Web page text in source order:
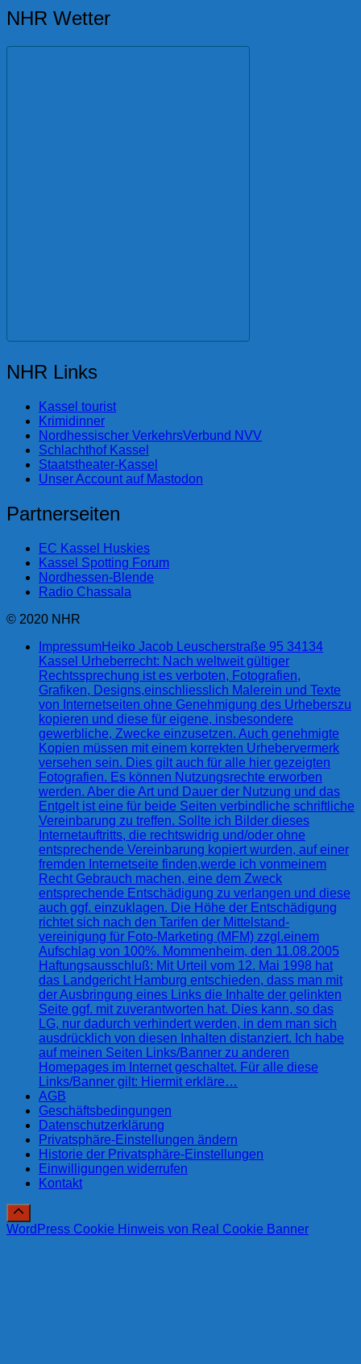
NHR Wetter
NHR Links
Kassel tourist
Krimidinner
Nordhessischer VerkehrsVerbund NVV
Schlachthof Kassel
Staatstheater-Kassel
Unser Account auf Mastodon
Partnerseiten
EC Kassel Huskies
Kassel Spotting Forum
Nordhessen-Blende
Radio Chassala
© 2020 NHR
ImpressumHeiko Jacob Leuscherstraße 95 34134
Kassel Urheberrecht: Nach weltweit gültiger
Rechtssprechung ist es verboten, Fotografien,
Grafiken, Designs,einschliesslich Malerein und Texte
von Internetseiten ohne Genehmigung des Urheberszu
kopieren und diese für eigene, insbesondere
gewerbliche, Zwecke einzusetzen. Auch genehmigte
Kopien müssen mit einem korrekten Urhebervermerk
versehen sein. Dies gilt auch für alle hier gezeigten
Fotografien. Es können Nutzungsrechte erworben
werden. Aber die Art und Dauer der Nutzung und das
Entgelt ist eine für beide Seiten verbindliche schriftliche
Vereinbarung zu treffen. Sollte ich Bilder dieses
Internetauftritts, die rechtswidrig und/oder ohne
entsprechende Vereinbarung kopiert wurden, auf einer
fremden Internetseite finden,werde ich vonmeinem
Recht Gebrauch machen, eine dem Zweck
entsprechende Entschädigung zu verlangen und diese
auch ggf. einzuklagen. Die Höhe der Entschädigung
richtet sich nach den Tarifen der Mittelstand-
vereinigung für Foto-Marketing (MFM) zzgl.einem
Aufschlag von 100%. Mommenheim, den 11.08.2005
Haftungsausschluß: Mit Urteil vom 12. Mai 1998 hat
das Landgericht Hamburg entschieden, dass man mit
der Ausbringung eines Links die Inhalte der gelinkten
Seite ggf. mit zuverantworten hat. Dies kann, so das
LG, nur dadurch verhindert werden, in dem man sich
ausdrücklich von diesen Inhalten distanziert. Ich habe
auf meinen Seiten Links/Banner zu anderen
Homepages im Internet geschaltet. Für alle diese
Links/Banner gilt: Hiermit erkläre…
AGB
Geschäftsbedingungen
Datenschutzerklärung
Privatsphäre-Einstellungen ändern
Historie der Privatsphäre-Einstellungen
Einwilligungen widerrufen
Kontakt
WordPress Cookie Hinweis von Real Cookie Banner